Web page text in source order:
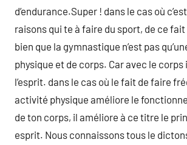
d’endurance.Super ! dans le cas où
raisons qui te à faire du sport, de ce
bien que la gymnastique n’est pas
physique et de corps. Car avec le corps
l’esprit. dans le cas où le fait de faire
activité physique améliore le
de ton corps, il améliore à ce titre le
esprit. Nous connaissons tous le